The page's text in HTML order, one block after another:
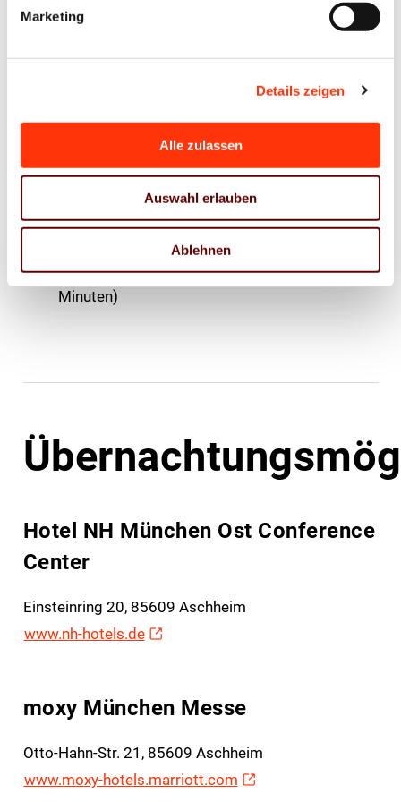
Marketing
Details zeigen
Alle zulassen
Auswahl erlauben
Ablehnen
U-BAHN
Richtung Messestadt Ost, Haltestelle
„Messestadt West“
die U-Bahn-Station in Richtung „Edinburghplatz“
verlassen
Mit demBus 264in wenigen Minuten vom
Bahnhof bis „Einsteinring Süd“
(der Bus fährt je nach Tageszeit alle 10 bis 20
Minuten)
Hotel NH München Ost Conference
Center
Einsteinring 20, 85609 Aschheim
www.nh-hotels.de
moxy München Messe
Otto-Hahn-Str. 21, 85609 Aschheim
www.moxy-hotels.marriott.com